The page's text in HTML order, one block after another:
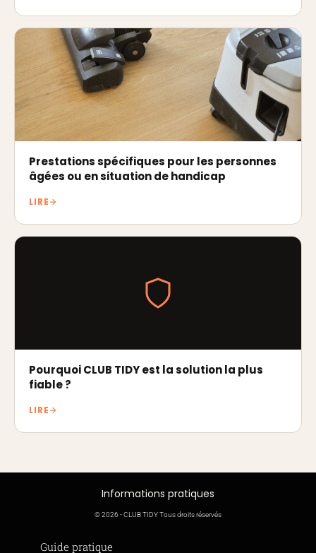
Prestations spécifiques pour les personnes
âgées ou en situation de handicap
LIRE
Pourquoi CLUB TIDY est la solution la plus
fiable ?
LIRE
Informations pratiques
Guide pratique
© 2026 - CLUB TIDY Tous droits réservés
Informations légales